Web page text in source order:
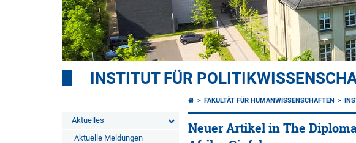
INSTITUT FÜR
Aktuelles
Aktuelle Meldungen
FAKULTÄT FÜR HUMANWISSENSCHAFTEN
Neuer Artikel in The